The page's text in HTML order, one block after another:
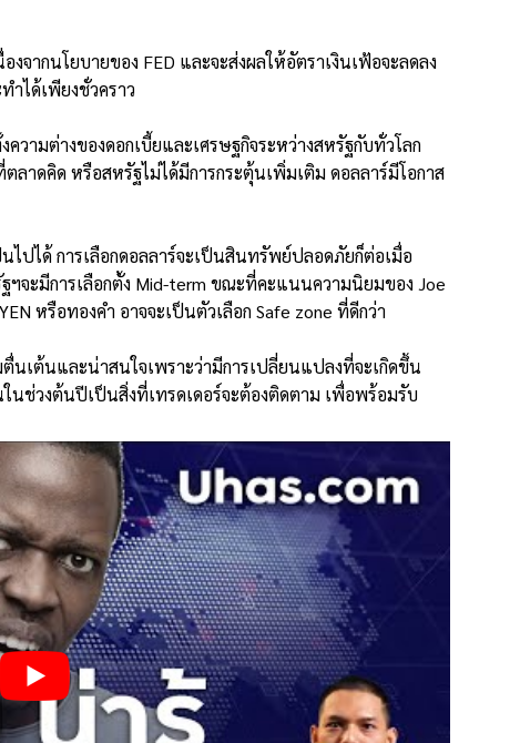
งจากนโยบายของ FED และจะส่งผลให้อัตราเงินเฟ้อจะลดลง
ำได้เพียงชั่วคราว
วามต่างของดอกเบี้ยและเศรษฐกิจระหว่างสหรัฐกับทั่วโลก
ลาดคิด หรือสหรัฐไม่ได้มีการกระตุ้นเพิ่มเติม ดอลลาร์มีโอกาส
ไปได้ การเลือกดอลลาร์จะเป็นสินทรัพย์ปลอดภัยก็ต่อเมื่อ
จะมีการเลือกตั้ง Mid-term ขณะที่คะแนนความนิยมของ Joe
หรือทองคำ อาจจะเป็นตัวเลือก Safe zone ที่ดีกว่า
นเต้นและน่าสนใจเพราะว่ามีการเปลี่ยนแปลงที่จะเกิดขึ้น
ช่วงต้นปีเป็นสิ่งที่เทรดเดอร์จะต้องติดตาม เพื่อพร้อมรับ